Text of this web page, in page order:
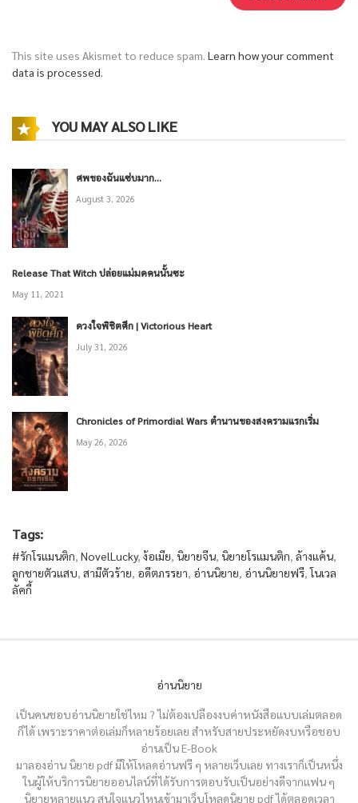
This site uses Akismet to reduce spam. Learn how your comment
data is processed.
YOU MAY ALSO LIKE
ศพของฉันแซ่บมาก…
August 3, 2026
Release That Witch ปล่อยแม่มดคนนั้นซะ
May 11, 2021
ดวงใจพิชิตศึก | Victorious Heart
July 31, 2026
Chronicles of Primordial Wars ตำนานของสงครามแรกเริ่ม
May 26, 2026
Tags:
#รักโรแมนติก NovelLucky, ง้อเมีย นิยายจีน นิยายโรแมนติก ล้างแค้น
ลูกชายตัวแสบ สามีตัวร้าย อดีตภรรยา อ่านนิยาย อ่านนิยายฟรี ,โนเวล
ลัคกี้
อ่านนิยาย
เป็นคนชอบอ่านนิยายใช่ไหม ? ไม่ต้องเปลืองงบค่าหนังสือแบบเล่มตลอด
ก็ได้ เพราะราคาต่อเล่มก็หลายร้อยเลย สำหรับสายประหยัดงบหรือชอบ
อ่านเป็น E-Book
มาลองอ่าน นิยาย pdf มีให้โหลดอ่านฟรี ๆ หลายเว็บเลย ทางเราก็เป็นหนึ่ง
ในผู้ให้บริการนิยายออนไลน์ที่ได้รับการตอบรับเป็นอย่างดีจากแฟน ๆ
นิยายหลายแนว สนใจแนวไหนเข้ามาเว็บโหลดนิยาย pdf ได้ตลอดเวลา